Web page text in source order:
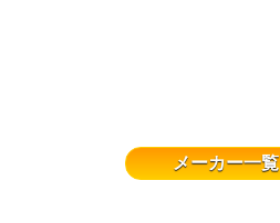
メーカー一覧